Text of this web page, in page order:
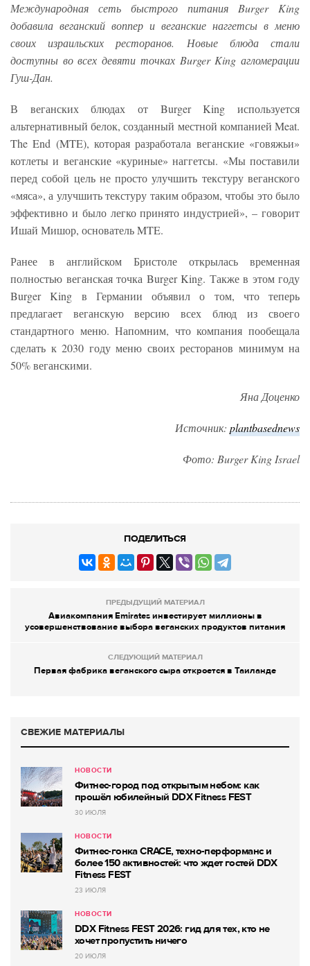
Международная сеть быстрого питания Burger King
добавила веганский воппер и веганские наггетсы в меню
своих израильских ресторанов. Новые блюда стали
доступны во всех девяти точках Burger King агломерации
Гуш-Дан.
В веганских блюдах от Burger King используется
альтернативный белок, созданный местной компанией Meat.
The End (MTE), которая разработала веганские «говяжьи»
котлеты и веганские «куриные» наггетсы. «Мы поставили
перед собой цель не просто улучшить текстуру веганского
«мяса», а улучшить текстуру таким образом, чтобы это было
эффективно и было легко принято индустрией», – говорит
Ишай Мишор, основатель MTE.
Ранее в английском Бристоле открылась временная
полностью веганская точка Burger King. Также в этом году
Burger King в Германии объявил о том, что теперь
предлагает веганскую версию всех блюд из своего
стандартного меню. Напомним, что компания пообещала
сделать к 2030 году меню своих ресторанов минимум на
50% веганскими.
Яна Доценко
Источник: plantbasednews
Фото: Burger King Israel
ПОДЕЛИТЬСЯ
ПРЕДЫДУЩИЙ МАТЕРИАЛ
Авиакомпания Emirates инвестирует миллионы в
усовершенствование выбора веганских продуктов питания
СЛЕДУЮЩИЙ МАТЕРИАЛ
Первая фабрика веганского сыра откроется в Таиланде
СВЕЖИЕ МАТЕРИАЛЫ
НОВОСТИ
Фитнес-город под открытым небом: как
прошёл юбилейный DDX Fitness FEST
30 ИЮЛЯ
НОВОСТИ
Фитнес-гонка CRACE, техно-перформанс и
более 150 активностей: что ждет гостей DDX
Fitness FEST
23 ИЮЛЯ
НОВОСТИ
DDX Fitness FEST 2026: гид для тех, кто не
хочет пропустить ничего
20 ИЮЛЯ